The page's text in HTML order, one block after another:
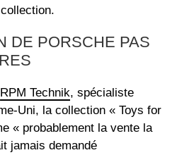
DE PORSCHE PAS
RPM Technik, spécialiste
Uni, la collection « Toys for
« probablement la vente la
jamais demandé